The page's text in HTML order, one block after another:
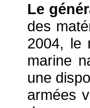
Le
des
2004, le
marine
une
armées